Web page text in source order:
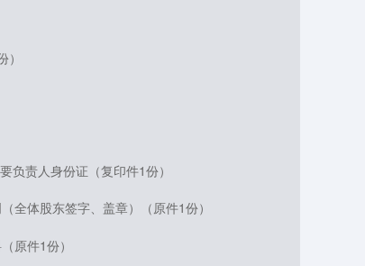
负责人身份证（复印件1份）
全体股东签字、盖章）（原件1份）
原件1份）